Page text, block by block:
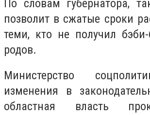
По словам губернатора,
позволит в сжатые сроки
теми, кто не получил
родов.
Министерство
изменения в
областная власть